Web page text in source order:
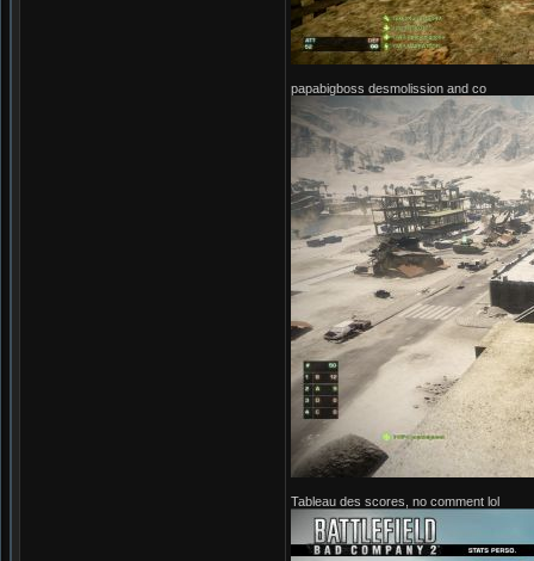
papabigboss desmolission and co
Tableau des scores, no comment lol